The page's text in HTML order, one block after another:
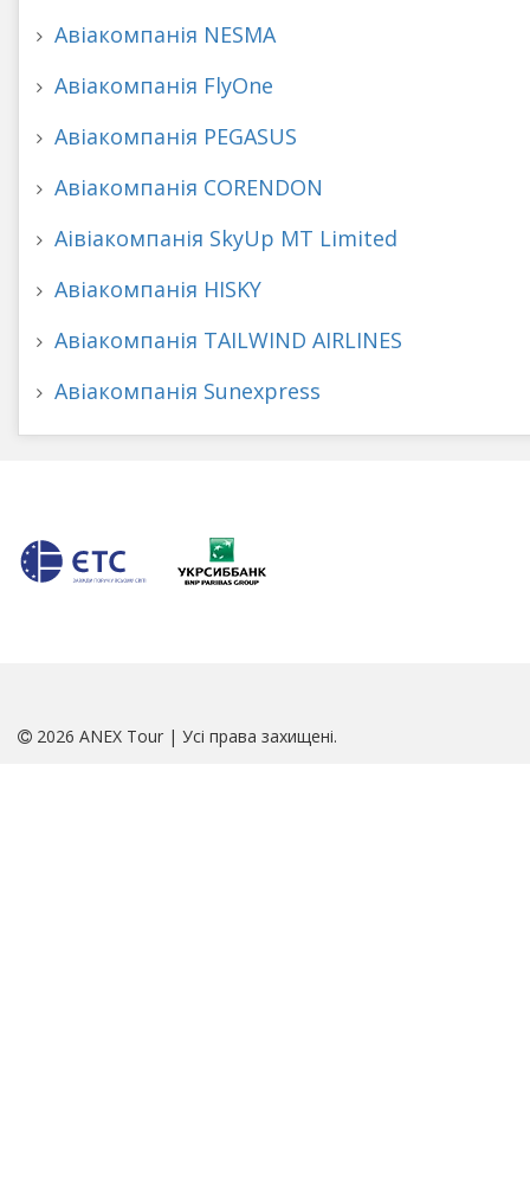
Авіакомпанія NESMA
Авіакомпанія FlyOne
Авіакомпанія PEGASUS
Авіакомпанія CORENDON
Аівіакомпанія SkyUp MT Limited
Авіакомпанія HISKY
Авіакомпанія TAILWIND AIRLINES
Авіакомпанія Sunexpress
2026 ANEX Tour | Усі права захищені.